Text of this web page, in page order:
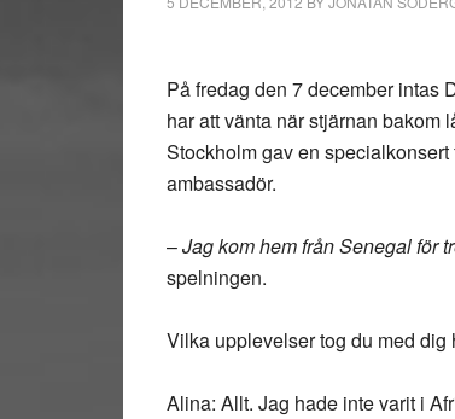
På fredag den 7 december intas
har att vänta när stjärnan bakom
Stockholm gav en
ambassadör.
–Jag kom hem från Senegal för
spelningen.
Vilka upplevelser tog du med dig
Alina: Allt. Jag hade inte varit i